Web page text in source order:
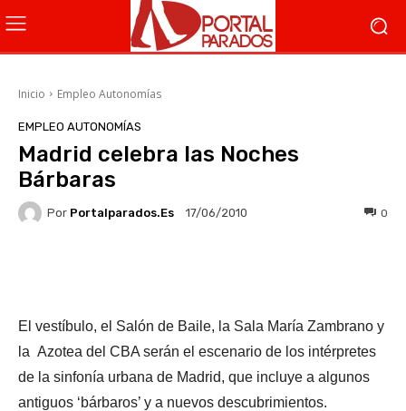
Inicio Empleo Autonomías
EMPLEO AUTONOMÍAS
Madrid celebra las Noches
Bárbaras
Por Portalparados.es 17/06/2010 0
El vestíbulo, el Salón de Baile, la Sala María Zambrano y
la Azotea del CBA serán el escenario de los intérpretes
de la sinfonía urbana de Madrid, que incluye a algunos
antiguos ‘bárbaros’ y a nuevos descubrimientos.